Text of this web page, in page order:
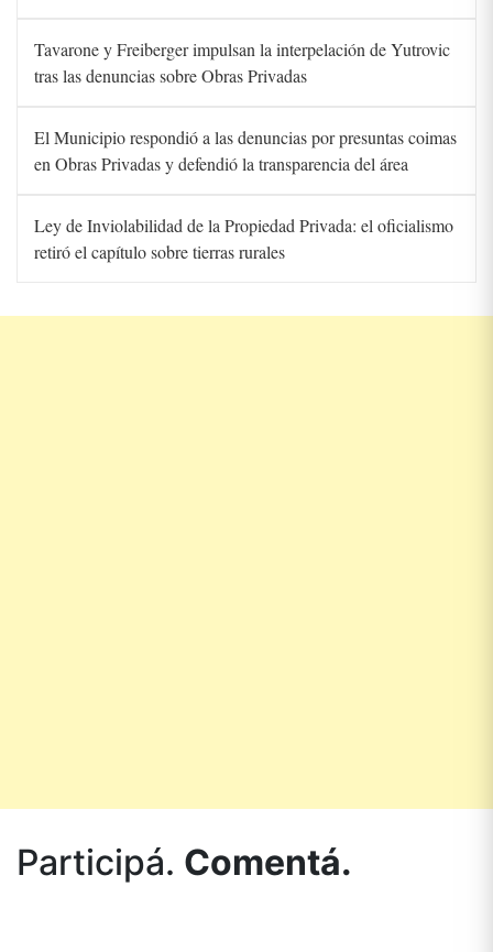
Tavarone y Freiberger impulsan la interpelación de Yutrovic
tras las denuncias sobre Obras Privadas
El Municipio respondió a las denuncias por presuntas coimas
en Obras Privadas y defendió la transparencia del área
Ley de Inviolabilidad de la Propiedad Privada: el oficialismo
retiró el capítulo sobre tierras rurales
Participá. Comentá.